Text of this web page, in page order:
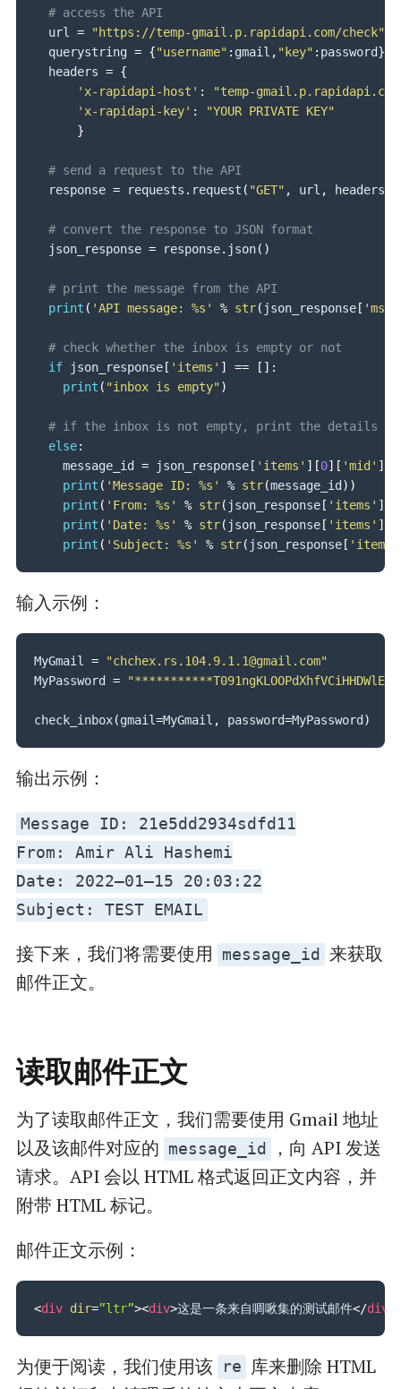
# access the API
  url
=
"https://temp-gmail.p.rapidapi.com/check"
  querystring
= {"username" : gmail , "key" : password}
  headers
= {
'x-rapidapi-host' :
"temp-
'x-rapidapi-key' :
"YOUR PRIVATE KEY"
}
# send a request to the API
  response
= requests . request ( "GET" , url , headers
# convert the response to JSON format
  json_response
= response. json( )
# print the message from the API
print ( 'API message: %s' % str( json_response[ 'msg'
# check whether the inbox is empty or not
if json_response[ 'items' ] == [ ] :
print ( "inbox is empty" )
# if the inbox is not empty, print the details of
else:
    message_id
= json_response[ 'items' ] [0] [ 'mid' ]
print ( 'Message ID: %s' % str(message_id ) )
print ( 'From: %s' % str( json_response[ 'items' ]
print ( 'Date: %s' % str( json_response[ 'items' ]
print ( 'Subject: %s' % str( json_response[ 'items'
输入示例：
MyGmail =
"chchex.rs.104.9.1.1@gmail.com"
MyPassword =
check_inbox(gmail=MyGmail , password=MyPassword )
输出示例：
Message ID: 21e5dd2934sdfd11
From: Amir Ali Hashemi
Date: 2022–01–15 20:03:22
Subject: TEST EMAIL
接下来，我们将需要使用 message_id
来获取
邮件正文。
读取邮件正文
为了读取邮件正文，我们需要使用 Gmail 地址
以及该邮件对应的 message_id
，向 API 发送
请求。API 会以 HTML 格式返回正文内容，并
附带 HTML 标记。
邮件正文示例：
<div dir=”ltr”><div>这是一条来自啁啾集的测试邮件</div
为便于阅读，我们使用该 re
库来删除 HTML